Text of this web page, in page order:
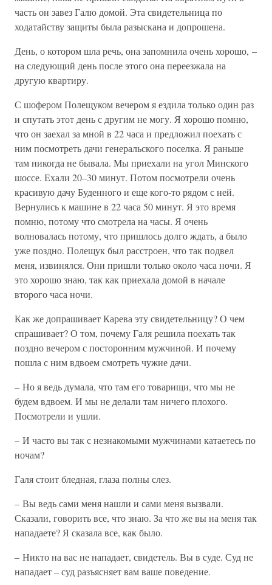
часть он завез Галю домой. Эта свидетельница по
ходатайству защиты была разыскана и допрошена.
День, о котором шла речь, она запомнила очень хорошо, –
на следующий день после этого она переезжала на
другую квартиру.
С шофером Полещуком вечером я ездила только один раз
и спутать этот день с другим не могу. Я хорошо помню,
что он заехал за мной в 22 часа и предложил поехать с
ним посмотреть дачи генеральского поселка. Я раньше
там никогда не бывала. Мы приехали на угол Минского
шоссе. Ехали 20–30 минут. Потом посмотрели очень
красивую дачу Буденного и еще кого-то рядом с ней.
Вернулись к машине в 22 часа 50 минут. Я это время
помню, потому что смотрела на часы. Я очень
волновалась потому, что пришлось долго ждать, а было
уже поздно. Полещук был расстроен, что так подвел
меня, извинялся. Они пришли только около часа ночи. Я
это хорошо знаю, так как приехала домой в начале
второго часа ночи.
Как же допрашивает Карева эту свидетельницу? О чем
спрашивает? О том, почему Галя решила поехать так
поздно вечером с посторонним мужчиной. И почему
пошла с ним вдвоем смотреть чужие дачи.
– Но я ведь думала, что там его товарищи, что мы не
будем вдвоем. И мы не делали там ничего плохого.
Посмотрели и ушли.
– И часто вы так с незнакомыми мужчинами катаетесь по
ночам?
Галя стоит бледная, глаза полны слез.
– Вы ведь сами меня нашли и сами меня вызвали.
Сказали, говорить все, что знаю. За что же вы на меня так
нападаете? Я сказала все, как было.
– Никто на вас не нападает, свидетель. Вы в суде. Суд не
нападает – суд разъясняет вам ваше поведение.